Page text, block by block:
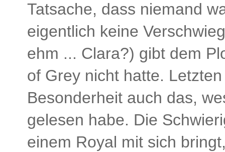
Tatsache, dass niemand
eigentlich keine
ehm ... Clara?) gibt dem
of Grey nicht hatte.
Besonderheit auch das,
gelesen habe. Die
einem Royal mit sich